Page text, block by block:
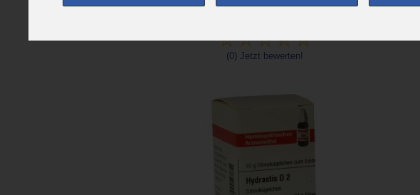
(0) Jetzt bewerten!